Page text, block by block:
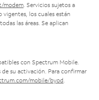
modem . Servicios sujetos a
los cuales están
las áreas. Se aplican
con Spectrum Mobile.
su activación. Para confirmar
mobile/byod